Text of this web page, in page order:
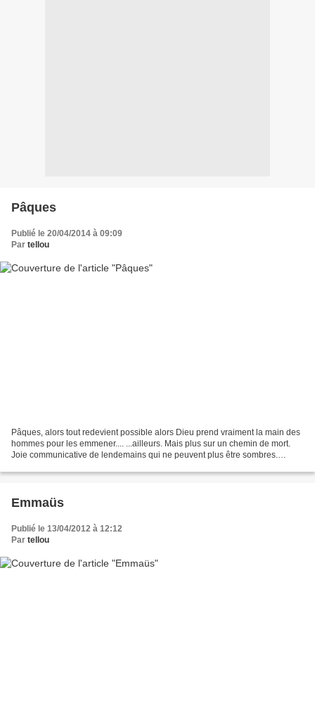
Pâques
Publié le 20/04/2014 à 09:09
Par tellou
Pâques, alors tout redevient possible alors Dieu prend vraiment la main des
hommes pour les emmener.... ...ailleurs. Mais plus sur un chemin de mort.
Joie communicative de lendemains qui ne peuvent plus être sombres.
Emmaüs
Publié le 13/04/2012 à 12:12
Par tellou